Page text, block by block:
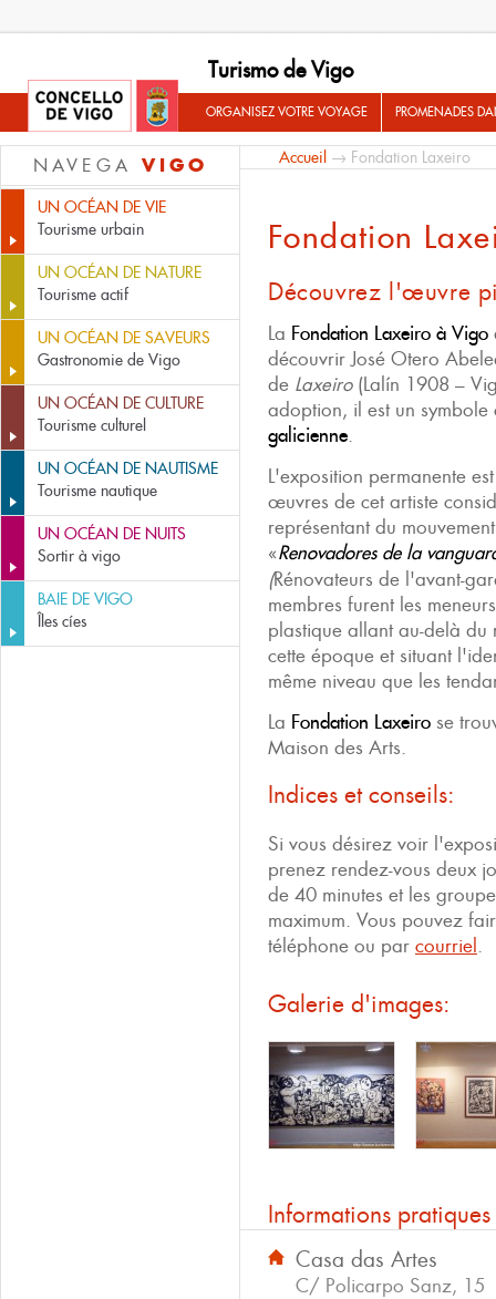
Turismo de Vigo
ORGANISEZ VOTRE VOYAGE PROMENADES
NAVEGA VIGO
UN OCÉAN DE VIE
Tourisme urbain
UN OCÉAN DE NATURE
Tourisme actif
UN OCÉAN DE SAVEURS
Gastronomie de Vigo
UN OCÉAN DE CULTURE
Tourisme culturel
UN OCÉAN DE NAUTISME
Tourisme nautique
UN OCÉAN DE NUITS
Sortir à vigo
BAIE DE VIGO
Îles cíes
Accueil → Fondation Laxeiro
Fondation
Découvrez l'œuvre
La Fondation Laxeiro à Vigo
découvrir José Otero
de Laxeiro(Lalín 1908 –
adoption, il est un
galicienne.
L'exposition permanente
œuvres de cet artiste
représentant du
«Renovadores de la
(Rénovateurs de l'avant-
membres furent les
plastique allant au-delà
cette époque et situant
même niveau que les
La Fondation Laxeiro se
Maison des Arts.
Indices et conseils:
Si vous désirez voir
prenez rendez-vous deux
de 40 minutes et les
maximum. Vous pouvez
téléphone ou par courriel .
Galerie d'images:
Informations pratiques
Casa das Artes
C/ Policarpo Sanz, 15